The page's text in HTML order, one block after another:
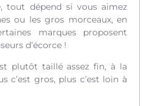
tout dépend si vous aimez
ou les gros morceaux, en
marques proposent
d’écorce !
plutôt taillé assez fin, à la
c’est gros, plus c’est loin à